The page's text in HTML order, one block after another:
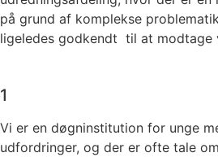
på grund af komplekse
ligeledes godkendt til at modtage
1
Vi er en døgninstitution for unge
udfordringer, og der er ofte tale